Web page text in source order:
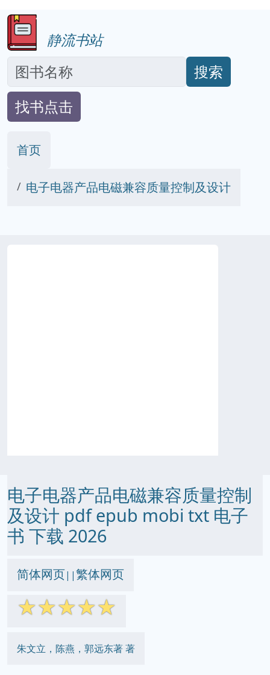
静流书站
搜索
找书点击
首页
电子电器产品电磁兼容质量控制及设计
电子电器产品电磁兼容质量控制
及设计 pdf epub mobi txt 电子
书 下载 2026
简体网页||繁体网页
☆☆☆☆☆
朱文立，陈燕，郭远东著 著